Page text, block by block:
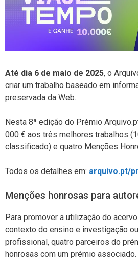
Até dia 6 de maio de 2025, o
criar um trabalho baseado em
preservada da Web.
Nesta 8ª edição do Prémio
000 € aos três melhores trabalhos
classificado) e quatro Menções
Todos os detalhes em: arquivo.pt/
Menções honrosas para
Para promover a utilização do
contexto do ensino e investigação
profissional, quatro parceiros do
honrosas com um prémio associado.